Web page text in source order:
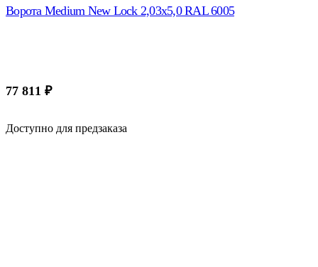
Ворота Medium New Lock 2,03х5,0 RAL 6005
77 811 ₽
Доступно для предзаказа